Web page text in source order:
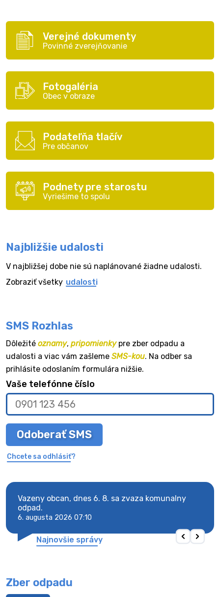
Verejné dokumenty
Povinné zverejňovanie
Fotogaléria
Obec v obraze
Podateľňa tlačív
Pre občanov
Podnety pre starostu
Vyriešime to spolu
Najbližšie udalosti
V najbližšej dobe nie sú naplánované žiadne udalosti.
Zobraziť všetky udalosti
SMS Rozhlas
Dôležité oznamy, pripomienkypre zber odpadu a
udalosti a viac vám zašleme SMS-kou. Na odber sa
prihlásite odoslaním formulára nižšie.
Vaše telefónne číslo
Odoberať SMS
Chcete sa odhlásiť?
Vazeny obcan, dnes 6. 8. sa zvaza komunalny
odpad.
6. augusta 2026 07:10
Najnovšie správy
Zber odpadu